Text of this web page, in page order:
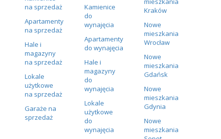
na sprzedaż
Apartamenty
na sprzedaż
Hale i
magazyny
na sprzedaż
Lokale
użytkowe
na sprzedaż
Garaże na
sprzedaż
Kamienice
do
wynajęcia
Apartamenty
do wynajęcia
Hale i
magazyny
do
wynajęcia
Lokale
użytkowe
do
wynajęcia
Kraków
Nowe
mieszkania
Wrocław
Nowe
mieszkania
Gdańsk
Nowe
mieszkania
Gdynia
Nowe
mieszkania